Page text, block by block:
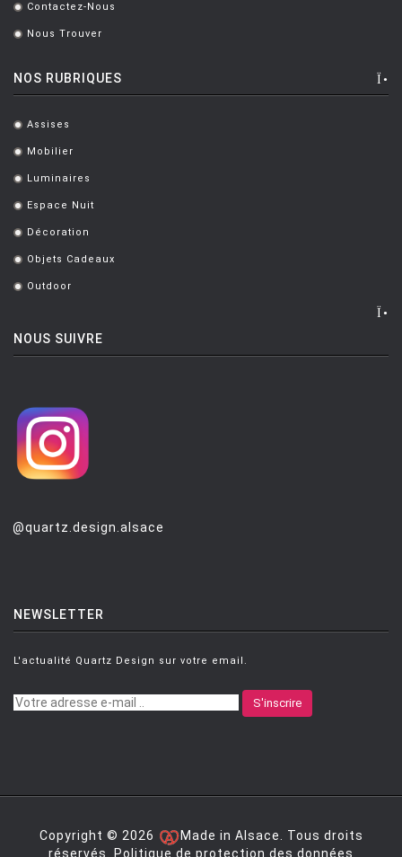
. Contactez-Nous
. Nous Trouver
NOS RUBRIQUES
. Assises
. Mobilier
. Luminaires
. Espace Nuit
. Décoration
. Objets Cadeaux
. Outdoor
NOUS SUIVRE
@quartz.design.alsace
NEWSLETTER
L'actualité Quartz Design sur votre email.
S'inscrire
Copyright © 2026
Made in Alsace. Tous droits
réservés. Politique de protection des données